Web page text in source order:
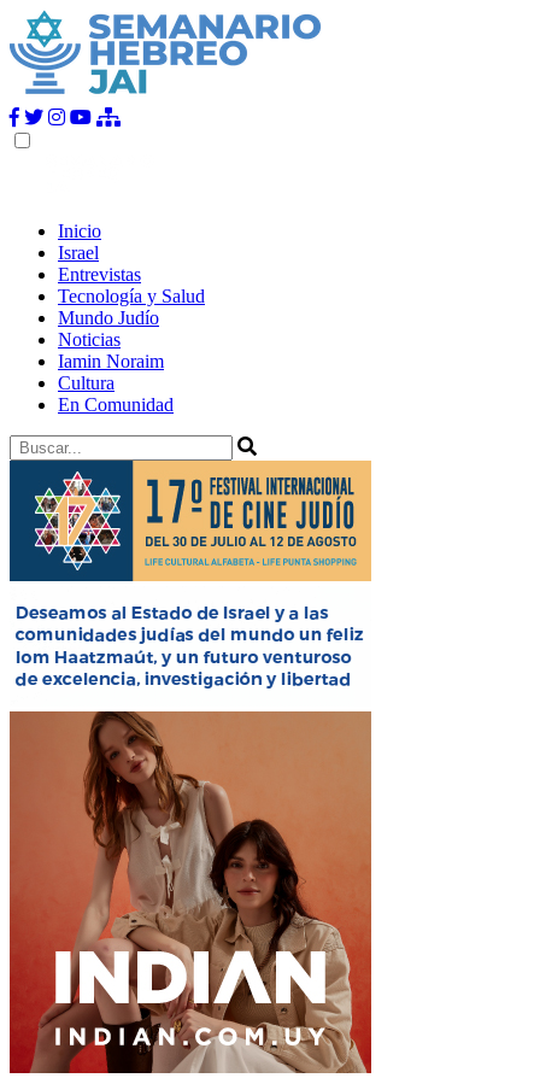
Inicio
Israel
Entrevistas
Tecnología y Salud
Mundo Judío
Noticias
Iamin Noraim
Cultura
En Comunidad